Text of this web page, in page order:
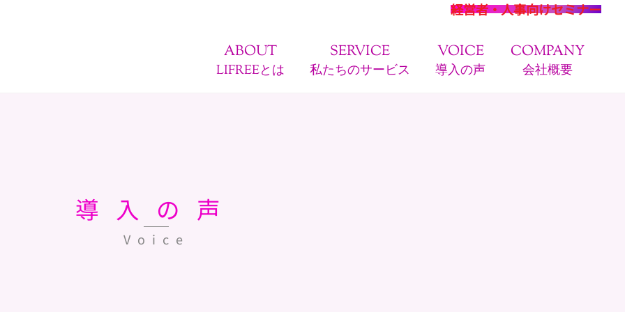
経営者・人事向けセミナー
ABOUT
LIFREEとは
SERVICE
私たちのサービス
VOICE
導入の声
COMPANY
会社概要
導入の声
Voice